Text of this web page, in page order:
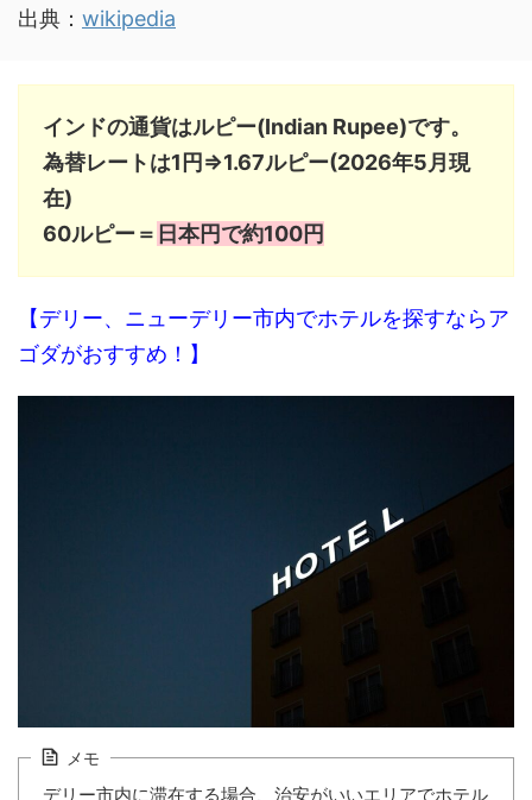
出典： wikipedia
インドの通貨はルピー(Indian Rupee)です。
為替レートは1円⇒1.67ルピー(2026年5月現
在)
60ルピー＝ 日本円で約100円
【デリー、ニューデリー市内でホテルを探すならア
ゴダがおすすめ！】
メモ
デリー市内に滞在する場合、治安がいいエリアでホテル